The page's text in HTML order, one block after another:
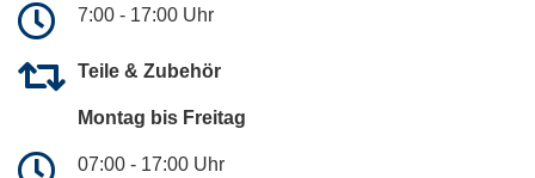
7:00 - 17:00 Uhr
Teile & Zubehör
Montag bis Freitag
07:00 - 17:00 Uhr